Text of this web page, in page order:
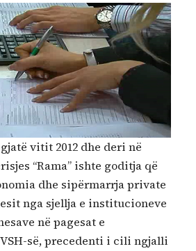
vitit 2012 dhe deri në
“Rama” ishte goditja që
dhe sipërmarrja private
nga sjellja e institucioneve
në pagesat e
së, precedenti i cili ngjalli